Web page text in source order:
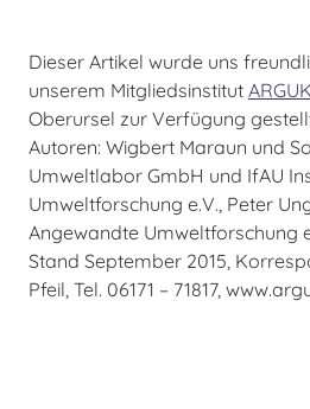
Dieser Artikel wurde uns
unserem Mitgliedsinstitut
Oberursel zur Verfügung
Autoren: Wigbert Maraun und
Umweltlabor GmbH und IfAU
Umweltforschung e.V., Peter
Angewandte Umweltforschung
Stand September 2015,
Pfeil, Tel. 06171 – 71817,